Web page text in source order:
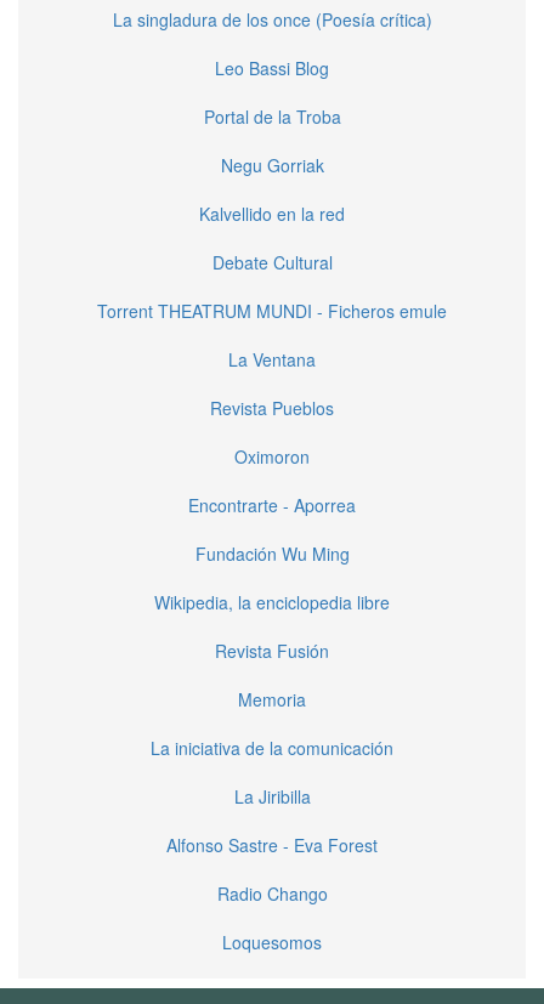
La singladura de los once (Poesía crítica)
Leo Bassi Blog
Portal de la Troba
Negu Gorriak
Kalvellido en la red
Debate Cultural
Torrent THEATRUM MUNDI - Ficheros emule
La Ventana
Revista Pueblos
Oximoron
Encontrarte - Aporrea
Fundación Wu Ming
Wikipedia, la enciclopedia libre
Revista Fusión
Memoria
La iniciativa de la comunicación
La Jiribilla
Alfonso Sastre - Eva Forest
Radio Chango
Loquesomos